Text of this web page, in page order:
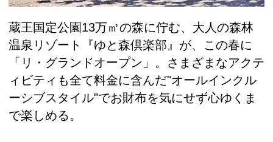
蔵王国定公園13万㎡の森に佇む、大人の森林
温泉リゾート『ゆと森倶楽部』が、この春に
「リ・グランドオープン」。さまざまなアクテ
ィビティも全て料金に含んだ"オールインクル
ーシブスタイル"でお財布を気にせず心ゆくま
で楽しめる。